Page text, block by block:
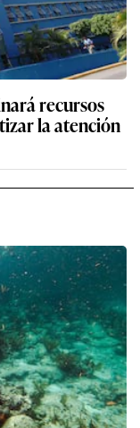
recursos
la atención